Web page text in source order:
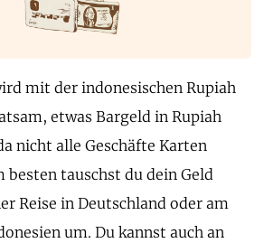
mit der indonesischen Rupiah
etwas Bargeld in Rupiah
nicht alle Geschäfte Karten
besten tauschst du dein Geld
Reise in Deutschland oder am
um. Du kannst auch an